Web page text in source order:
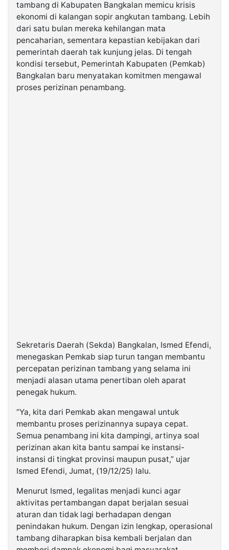
Kabarbaru.co
2026
Kabarbaru
Media
Holding
tambang di Kabupaten Bangkalan memicu krisis
ekonomi di kalangan sopir angkutan tambang. Lebih
dari satu bulan mereka kehilangan mata
pencaharian, sementara kepastian kebijakan dari
pemerintah daerah tak kunjung jelas. Di tengah
kondisi tersebut, Pemerintah Kabupaten (Pemkab)
Bangkalan baru menyatakan komitmen mengawal
proses perizinan penambang.
Sekretaris Daerah (Sekda) Bangkalan, Ismed Efendi,
menegaskan Pemkab siap turun tangan membantu
percepatan perizinan tambang yang selama ini
menjadi alasan utama penertiban oleh aparat
penegak hukum.
“Ya, kita dari Pemkab akan mengawal untuk
membantu proses perizinannya supaya cepat.
Semua penambang ini kita dampingi, artinya soal
perizinan akan kita bantu sampai ke instansi-
instansi di tingkat provinsi maupun pusat,” ujar
Ismed Efendi, Jumat, (19/12/25) lalu.
Menurut Ismed, legalitas menjadi kunci agar
aktivitas pertambangan dapat berjalan sesuai
aturan dan tidak lagi berhadapan dengan
penindakan hukum. Dengan izin lengkap, operasional
tambang diharapkan bisa kembali berjalan dan